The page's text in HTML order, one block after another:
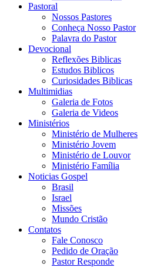
Pastoral
Nossos Pastores
Conheça Nosso Pastor
Palavra do Pastor
Devocional
Reflexões Biblicas
Estudos Biblicos
Curiosidades Biblicas
Multimidias
Galeria de Fotos
Galeria de Videos
Ministérios
Ministério de Mulheres
Ministério Jovem
Ministério de Louvor
Ministério Família
Noticias Gospel
Brasil
Israel
Missões
Mundo Cristão
Contatos
Fale Conosco
Pedido de Oração
Pastor Responde